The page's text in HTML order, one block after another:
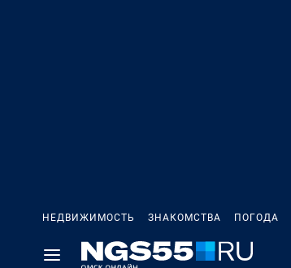
НЕДВИЖИМОСТЬ ЗНАКОМСТВА ПОГОДА